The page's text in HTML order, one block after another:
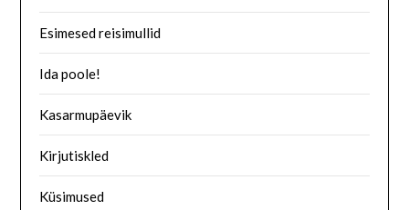
Esimesed reisimullid
Ida poole!
Kasarmupäevik
Kirjutiskled
Küsimused